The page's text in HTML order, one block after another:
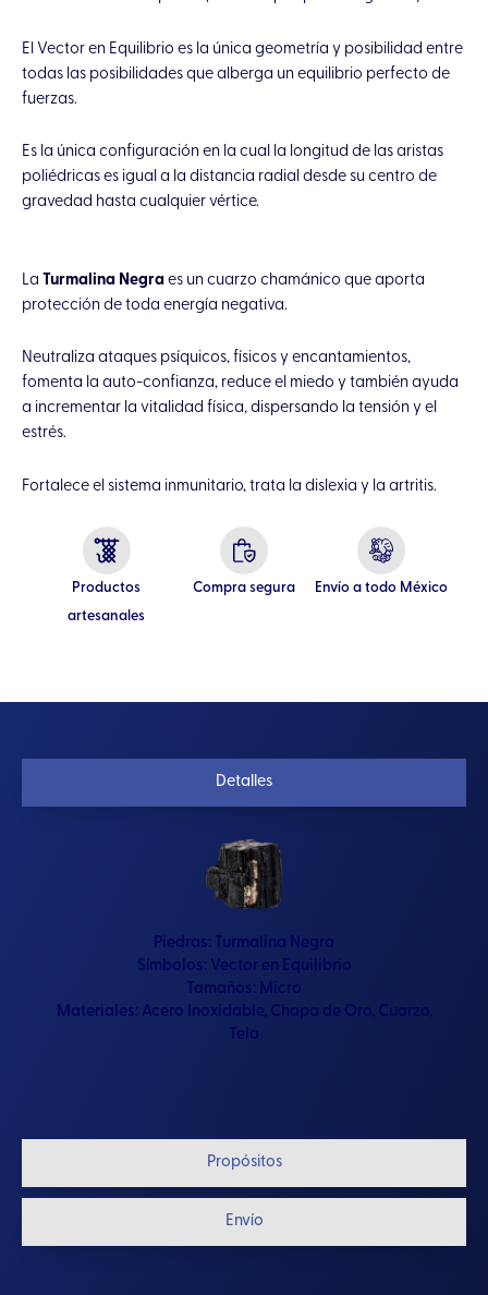
El Vector en Equilibrio es la única geometría y posibilidad entre
todas las posibilidades que alberga un equilibrio perfecto de
fuerzas.
Es la única configuración en la cual la longitud de las aristas
poliédricas es igual a la distancia radial desde su centro de
gravedad hasta cualquier vértice.
La Turmalina Negra es un cuarzo chamánico que aporta
protección de toda energía negativa.
Neutraliza ataques psíquicos, físicos y encantamientos,
fomenta la auto-confianza, reduce el miedo y también ayuda
a incrementar la vitalidad física, dispersando la tensión y el
estrés.
Fortalece el sistema inmunitario, trata la dislexia y la artritis.
Productos
artesanales
Compra segura Envío a todo México
Detalles
Propósitos
Envío
Piedras:
Turmalina Negra
Símbolos: Vector en Equilibrio
Tamaños: Micro
Materiales: Acero Inoxidable, Chapa de Oro, Cuarzo,
Tela